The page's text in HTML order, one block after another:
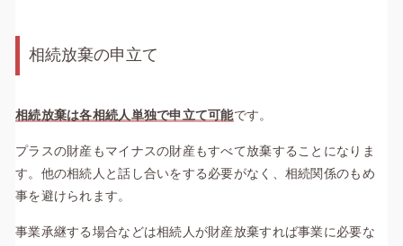
相続放棄の申立て
相続放棄は各相続人単独で申立て可能です。
プラスの財産もマイナスの財産もすべて放棄することになりま
す。他の相続人と話し合いをする必要がなく、相続関係のもめ
事を避けられます。
事業承継する場合などは相続人が財産放棄すれば事業に必要な